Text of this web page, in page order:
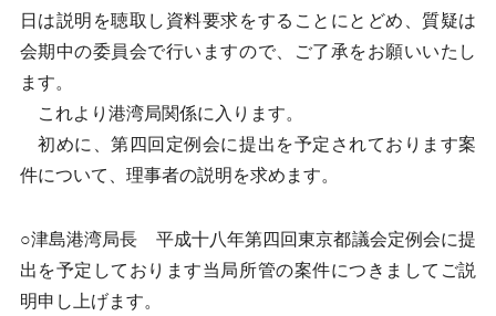
日は説明を聴取し資料要求をすることにとどめ、質疑は
会期中の委員会で行いますので、ご了承をお願いいたし
ます。
これより港湾局関係に入ります。
初めに、第四回定例会に提出を予定されております案
件について、理事者の説明を求めます。
○津島港湾局長 平成十八年第四回東京都議会定例会に提
出を予定しております当局所管の案件につきましてご説
明申し上げます。